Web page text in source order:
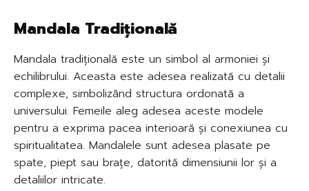
Mandala Tradițională
Mandala tradițională este un simbol al armoniei și
echilibrului. Aceasta este adesea realizată cu detalii
complexe, simbolizând structura ordonată a
universului. Femeile aleg adesea aceste modele
pentru a exprima pacea interioară și conexiunea cu
spiritualitatea. Mandalele sunt adesea plasate pe
spate, piept sau brațe, datorită dimensiunii lor și a
detaliilor intricate.